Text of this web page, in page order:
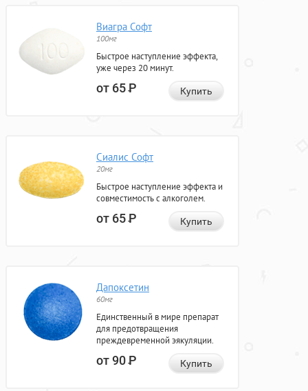
Виагра Софт
100мг
Быстрое наступление эффекта,
уже через 20 минут.
от 65Р Купить
Сиалис Софт
20мг
Быстрое наступление эффекта и
совместимость с алкоголем.
от 65Р Купить
Дапоксетин
60мг
Единственный в мире препарат
для предотвращения
преждевременной эякуляции.
от 90Р Купить